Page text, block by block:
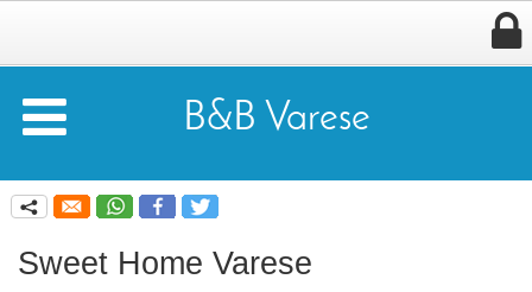

 B&B Varese
q
Sweet Home Varese